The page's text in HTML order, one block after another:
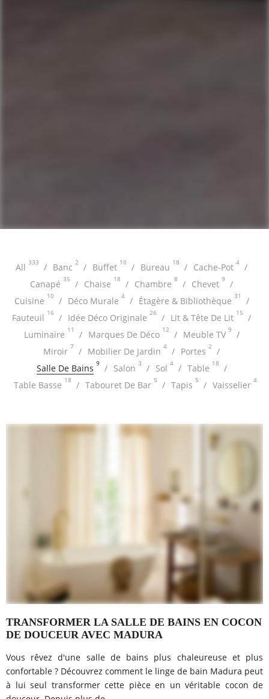
All 333 Banc 2 Buffet 10 Bureau 18 Cache-Pot 4
Canapé 35 Chaise 18 Chambre 8 Chevet 9
Cuisine 10 Déco Murale 4 Étagère & Bibliothèque 31
Fauteuil 16 Idée Déco Originale 26 Lit & Tête De Lit 15
Luminaire 11 Marques De Déco 12 Meuble TV 9
Miroir 7 Mobilier De Jardin 4 Portes 2
Salle De Bains 9 Salon 3 Sol 4 Table 18
Table Basse 18 Tabouret De Bar 5 Tapis 5 Vaisselier 4
TRANSFORMER LA SALLE DE BAINS EN COCON
DE DOUCEUR AVEC MADURA
Vous rêvez d'une salle de bains plus chaleureuse et plus
confortable ? Découvrez comment le linge de bain Madura peut
à lui seul transformer cette pièce en un véritable cocon de